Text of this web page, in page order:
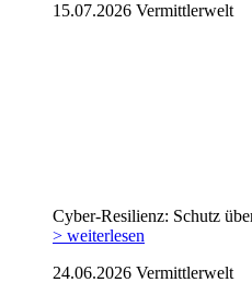
15.07.2026 Vermittlerwelt
Cyber-Resilienz: Schutz
> weiterlesen
24.06.2026 Vermittlerwelt